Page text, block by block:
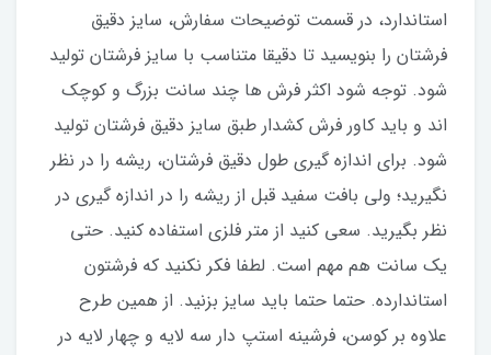
استاندارد، در قسمت توضیحات سفارش، سایز دقیق
فرشتان را بنویسید تا دقیقا متناسب با سایز فرشتان تولید
شود. توجه شود اکثر فرش ها چند سانت بزرگ و کوچک
اند و باید کاور فرش کشدار طبق سایز دقیق فرشتان تولید
شود. برای اندازه گیری طول دقیق فرشتان، ریشه را در نظر
نگیرید؛ ولی بافت سفید قبل از ریشه را در اندازه گیری در
نظر بگیرید. سعی کنید از متر فلزی استفاده کنید. حتی
یک سانت هم مهم است. لطفا فکر نکنید که فرشتون
استاندارده. حتما حتما باید سایز بزنید. از همین طرح
علاوه بر کوسن، فرشینه استپ دار سه لایه و چهار لایه در